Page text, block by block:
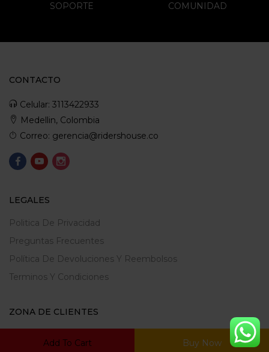
Add To Cart Buy Now
SOPORTE COMUNIDAD
CONTACTO
Celular: 3113422933
Medellin, Colombia
Correo: gerencia@ridershouse.co
LEGALES
Politica De Privacidad
Preguntas Frecuentes
Política De Devoluciones Y Reembolsos
Terminos Y Condiciones
ZONA DE CLIENTES